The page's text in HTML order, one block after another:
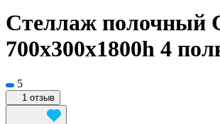
Стеллаж полочный
700х300x1800h 4
5
1 отзыв